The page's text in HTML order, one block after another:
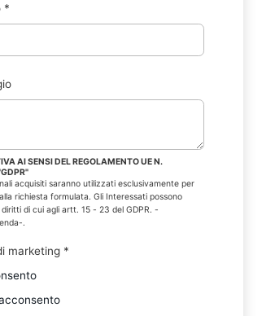
*
AI SENSI DEL REGOLAMENTO UE N.
acquisiti saranno utilizzati esclusivamente per
richiesta formulata. Gli Interessati possono
di cui agli artt. 15 - 23 del GDPR. -
.
marketing *